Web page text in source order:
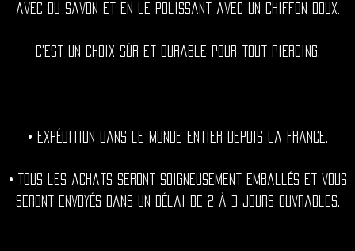
avec du savon et en le polissant avec un chiffon doux.
C'est un choix sûr et durable pour tout piercing.
• Expédition dans le monde entier depuis la France.
• Tous les achats seront soigneusement emballés et vous
seront envoyés dans un délai de 2 à 3 jours ouvrables.